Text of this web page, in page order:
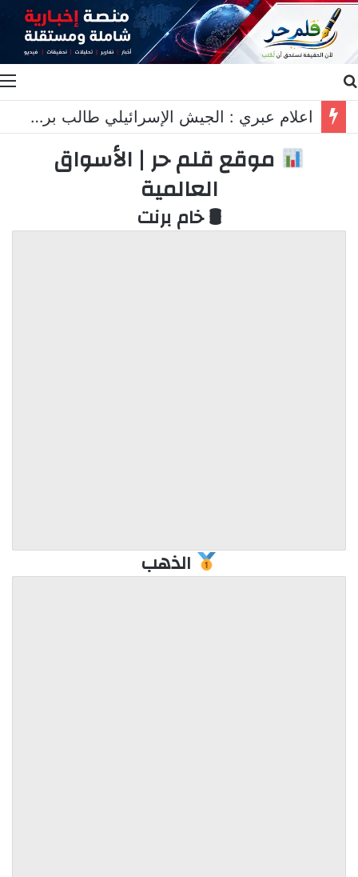
اعلام عبري : الجيش الإسرائيلي طالب برد عسكري قاسٍ في لبنان..
موقع قلم حر | الأسواق
العالمية
🛢 خام برنت
الذهب